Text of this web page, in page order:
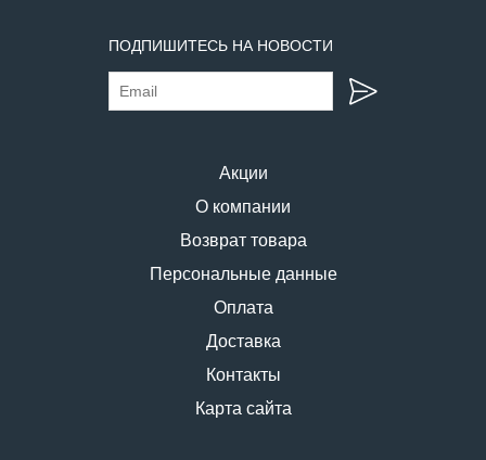
ПОДПИШИТЕСЬ НА НОВОСТИ
Акции
О компании
Возврат товара
Персональные данные
Оплата
Доставка
Контакты
Карта сайта